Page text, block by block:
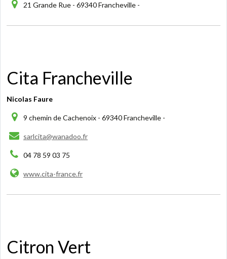
21 Grande Rue - 69340 Francheville -
Cita Francheville
Nicolas Faure
9 chemin de Cachenoix - 69340 Francheville -
sarlcita@wanadoo.fr
04 78 59 03 75
www.cita-france.fr
Citron Vert